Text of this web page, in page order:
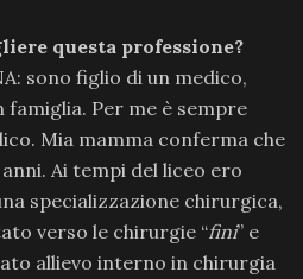
questa professione?
sono figlio di un medico,
Per me è sempre
Mia mamma conferma che
Ai tempi del liceo ero
specializzazione chirurgica,
verso le chirurgie “fini” e
allievo interno in chirurgia